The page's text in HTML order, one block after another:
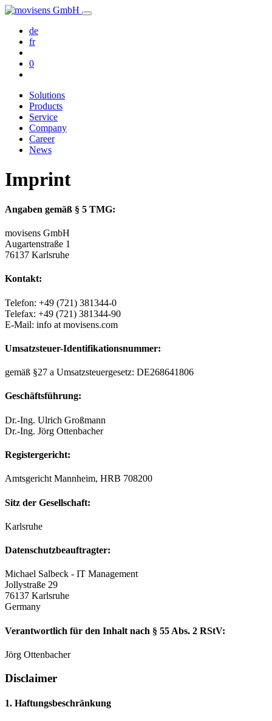
de
fr
0
Solutions
Products
Service
Company
Career
News
Imprint
Angaben gemäß § 5 TMG:
movisens GmbH
Augartenstraße 1
76137 Karlsruhe
Kontakt:
Telefon: +49 (721) 381344‐0
Telefax: +49 (721) 381344‐90
E-Mail: info at movisens.com
Umsatzsteuer-Identifikationsnummer:
gemäß §27 a Umsatzsteuergesetz: DE268641806
Geschäftsführung:
Dr.-Ing. Ulrich Großmann
Dr.-Ing. Jörg Ottenbacher
Registergericht:
Amtsgericht Mannheim, HRB 708200
Sitz der Gesellschaft:
Karlsruhe
Datenschutzbeauftragter:
Michael Salbeck - IT Management
Jollystraße 29
76137 Karlsruhe
Germany
Verantwortlich für den Inhalt nach § 55 Abs. 2 RStV:
Jörg Ottenbacher
Disclaimer
1. Haftungsbeschränkung